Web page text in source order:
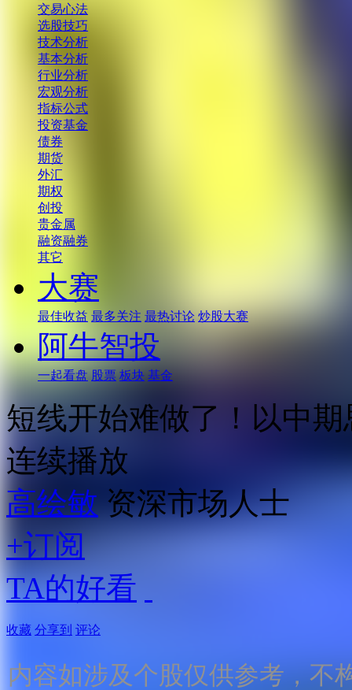
交易心法
选股技巧
技术分析
基本分析
行业分析
宏观分析
指标公式
投资基金
债券
期货
外汇
期权
创投
贵金属
融资融券
其它
大赛
最佳收益 最多关注 最热讨论 炒股大赛
阿牛智投
一起看盘 股票 板块 基金
短线开始难做了！以中
连续播放
高绘敏 资深市场人士
+订阅
TA的好看
收藏 分享到 评论
内容如涉及个股仅供参考，不